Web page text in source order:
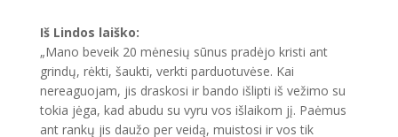
Iš Lindos laiško:
„Mano beveik 20 mėnesių sūnus pradėjo kristi ant
grindų, rėkti, šaukti, verkti parduotuvėse. Kai
nereaguojam, jis draskosi ir bando išlipti iš vežimo su
tokia jėga, kad abudu su vyru vos išlaikom jį. Paėmus
ant rankų jis daužo per veidą, muistosi ir vos tik